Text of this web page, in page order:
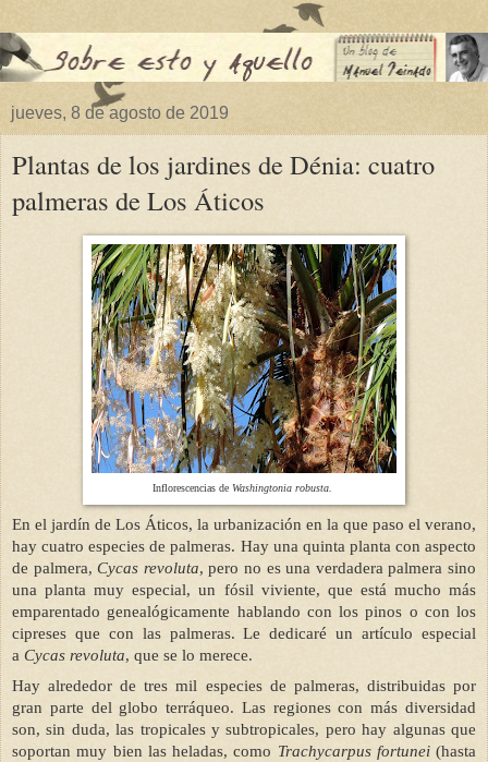
jueves, 8 de agosto de 2019
Plantas de los jardines de Dénia: cuatro
palmeras de Los Áticos
Inflorescencias de Washingtonia robusta.
En el jardín de Los Áticos, la urbanización en la que paso el verano,
hay cuatro especies de palmeras. Hay una quinta planta con aspecto
de palmera,Cycas revoluta, pero no es una verdadera palmera sino
una planta muy especial, un fósil viviente, que está mucho más
emparentado genealógicamente hablando con los pinos o con los
cipreses que con las palmeras. Le dedicaré un artículo especial
a Cycas revoluta, que se lo merece.
Hay alrededor de tres mil especies de palmeras, distribuidas por
gran parte del globo terráqueo. Las regiones con más diversidad
son, sin duda, las tropicales y subtropicales, pero hay algunas que
soportan muy bien las heladas, como Trachycarpus fortunei (hasta